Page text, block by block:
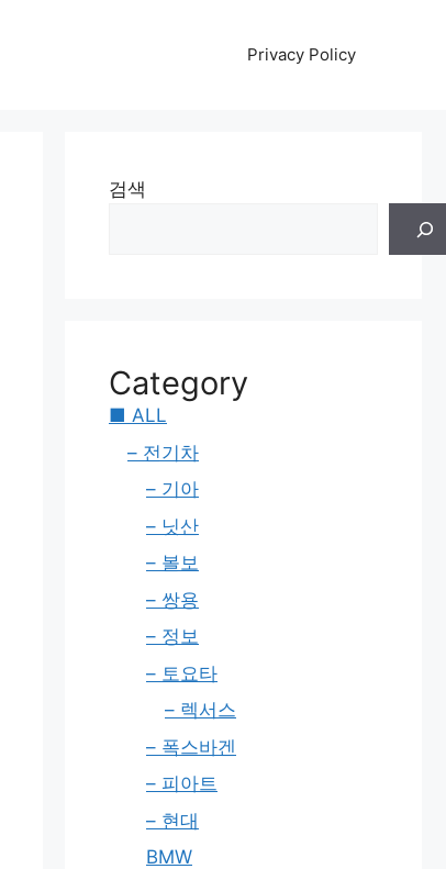
Privacy Policy
검색
Category
■ ALL
– 전기차
– 기아
– 닛산
– 볼보
– 쌍용
– 정보
– 토요타
– 렉서스
– 폭스바겐
– 피아트
– 현대
BMW